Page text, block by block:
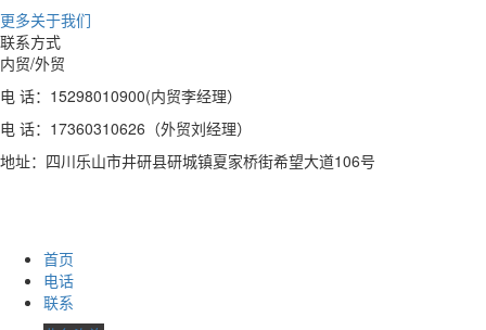
更多关于我们
联系方式
内贸/外贸
电 话：15298010900(内贸李经理）
电 话：17360310626（外贸刘经理）
地址：四川乐山市井研县研城镇夏家桥街希望大道106号
首页
电话
联系